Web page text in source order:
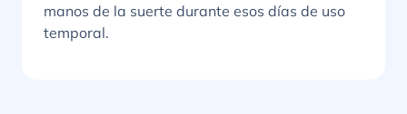
manos de la suerte durante esos días de uso
temporal.